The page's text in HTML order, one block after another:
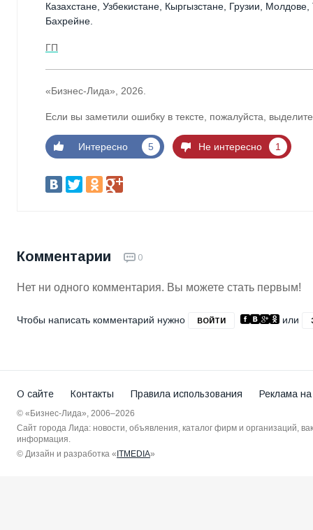
Казахстане, Узбекистане, Кыргызстане, Грузии,
Бахрейне.
ГП
«Бизнес-Лида», 2026.
Если вы заметили ошибку в тексте, пожалуйста,
Интересно 5 Не интересно 1
Комментарии 0
Нет ни одного комментария. Вы можете стать первым!
Чтобы написать комментарий нужно ВОЙТИ или
О сайте Контакты Правила использования Реклама
© «Бизнес-Лида», 2006–2026
Сайт города Лида: новости, объявления, каталог фирм и организаций,
информация.
© Дизайн и разработка «ITMEDIA»